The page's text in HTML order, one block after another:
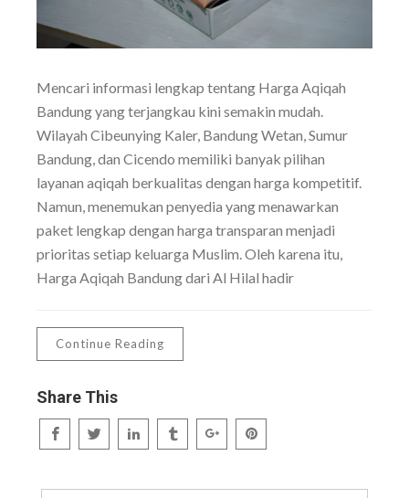
Mencari informasi lengkap tentang Harga Aqiqah
Bandung yang terjangkau kini semakin mudah.
Wilayah Cibeunying Kaler, Bandung Wetan, Sumur
Bandung, dan Cicendo memiliki banyak pilihan
layanan aqiqah berkualitas dengan harga kompetitif.
Namun, menemukan penyedia yang menawarkan
paket lengkap dengan harga transparan menjadi
prioritas setiap keluarga Muslim. Oleh karena itu,
Harga Aqiqah Bandung dari Al Hilal hadir
Continue Reading
Share This